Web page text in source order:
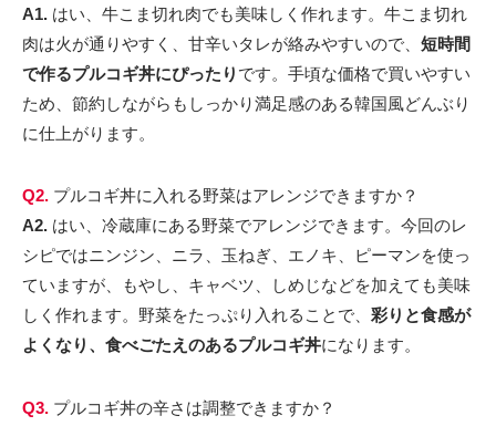
A1. はい、牛こま切れ肉でも美味しく作れます。牛こま切れ
肉は火が通りやすく、甘辛いタレが絡みやすいので、 短時間
で作るプルコギ丼にぴったり です。手頃な価格で買いやすい
ため、節約しながらもしっかり満足感のある韓国風どんぶり
に仕上がります。
Q2. プルコギ丼に入れる野菜はアレンジできますか？
A2. はい、冷蔵庫にある野菜でアレンジできます。今回のレ
シピではニンジン、ニラ、玉ねぎ、エノキ、ピーマンを使っ
ていますが、もやし、キャベツ、しめじなどを加えても美味
しく作れます。野菜をたっぷり入れることで、 彩りと食感が
よくなり、食べごたえのあるプルコギ丼になります。
Q3. プルコギ丼の辛さは調整できますか？